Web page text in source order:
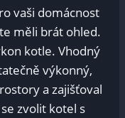
vaši domácnost
měli brát ohled.
kotle. Vhodný
výkonný,
a zajišťoval
zvolit kotel s